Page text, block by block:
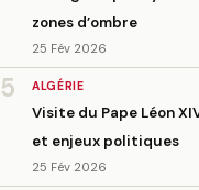
zones d’ombre
25 Fév 2026
5 ALGÉRIE
Visite du Pape Léon
et enjeux politiques
25 Fév 2026